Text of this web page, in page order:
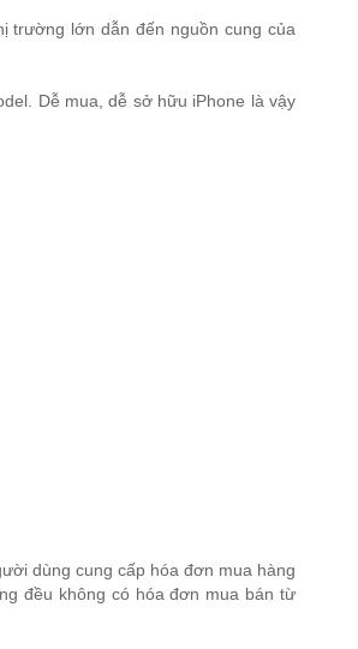
trường lớn dẫn đến nguồn cung của
Dễ mua, dễ sở hữu iPhone là vậy
dùng cung cấp hóa đơn mua hàng
đều không có hóa đơn mua bán từ